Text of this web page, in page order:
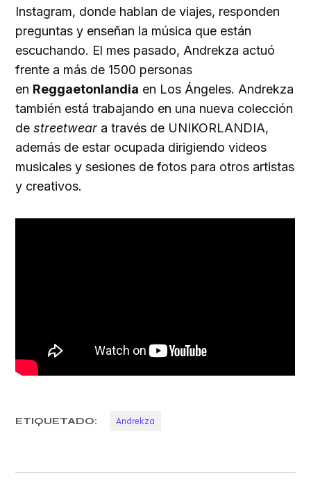
Instagram, donde hablan de viajes, responden
preguntas y enseñan la música que están
escuchando. El mes pasado, Andrekza actuó
frente a más de 1500 personas
en Reggaetonlandia en Los Ángeles. Andrekza
también está trabajando en una nueva colección
destreetweara través de UNIKORLANDIA,
además de estar ocupada dirigiendo videos
musicales y sesiones de fotos para otros artistas
y creativos.
ETIQUETADO: Andrekza